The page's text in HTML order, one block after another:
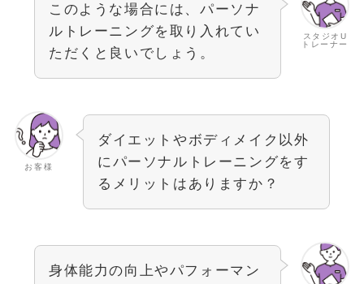
スタジオU
トレーナー
このような場合には、パーソナ
ルトレーニングを取り入れてい
ただくと良いでしょう。
お客様
ダイエットやボディメイク以外
にパーソナルトレーニングをす
るメリットはありますか？
身体能力の向上やパフォーマン